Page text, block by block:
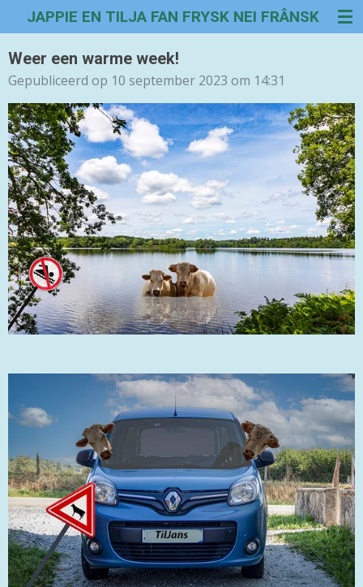
direct
naar
de
JAPPIE EN TILJA FAN FRYSK NEI FRÂNSK
Weer een warme week!
Gepubliceerd op 10 september 2023 om 14:31